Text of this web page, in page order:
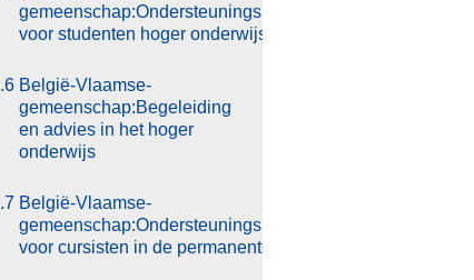
gemeenschap:Ondersteuningsmaatregelen
voor studenten hoger onderwijs
België-Vlaamse-
gemeenschap:Begeleiding
en advies in het hoger
onderwijs
België-Vlaamse-
gemeenschap:Ondersteuningsmaatregelen
voor cursisten in de permanente vorming